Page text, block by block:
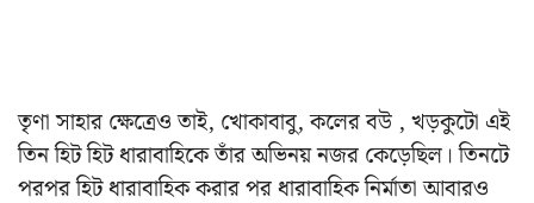
তৃণা সাহার ক্ষেত্রেও তাই, খোকাবাবু, কলের বউ , খড়কুটো এই
তিন হিট হিট ধারাবাহিকে তাঁর অভিনয় নজর কেড়েছিল।তিনটে
পরপর হিট ধারাবাহিক করার পর ধারাবাহিক নির্মাতা আবারও